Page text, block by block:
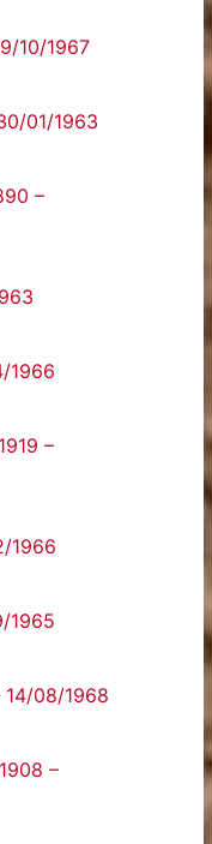
10/1967
01/1963
–
1966
–
1966
1965
14/08/1968
–